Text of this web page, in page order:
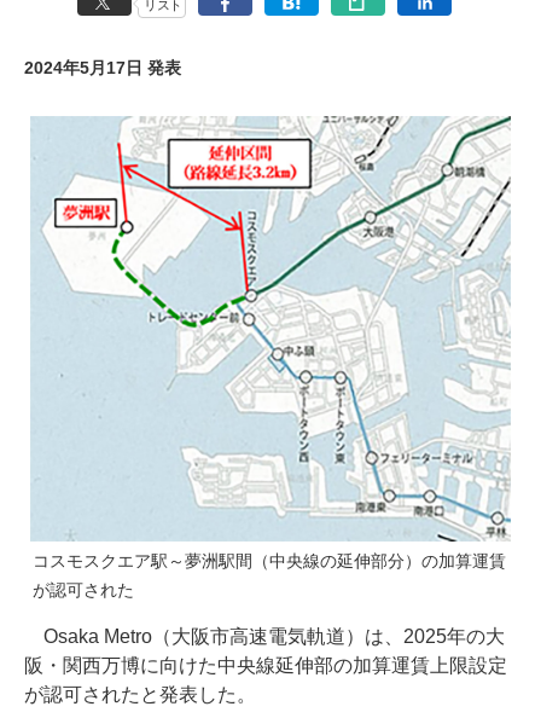
リスト
2024年5月17日 発表
コスモスクエア駅～夢洲駅間（中央線の延伸部分）の加算運賃
が認可された
Osaka Metro（大阪市高速電気軌道）は、2025年の大
阪・関西万博に向けた中央線延伸部の加算運賃上限設定
が認可されたと発表した。